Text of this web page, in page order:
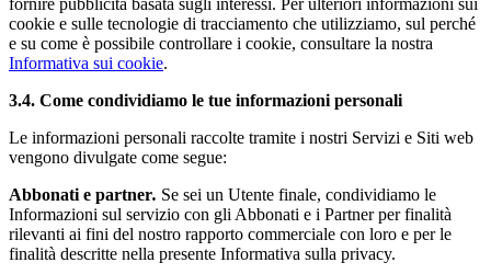
fornire pubblicità basata sugli interessi. Per ulteriori informazioni sui
cookie e sulle tecnologie di tracciamento che utilizziamo, sul perché
e su come è possibile controllare i cookie, consultare la nostra
Informativa sui cookie.
3.4. Come condividiamo le tue informazioni personali
Le informazioni personali raccolte tramite i nostri Servizi e Siti web
vengono divulgate come segue:
Abbonati e partner. Se sei un Utente finale, condividiamo le
Informazioni sul servizio con gli Abbonati e i Partner per finalità
rilevanti ai fini del nostro rapporto commerciale con loro e per le
finalità descritte nella presente Informativa sulla privacy.